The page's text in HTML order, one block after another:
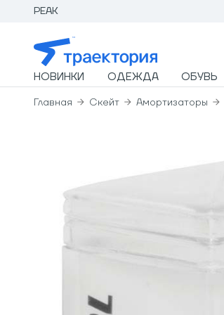
PEAK
НОВИНКИ ОДЕЖДА ОБУВЬ
Главная Скейт Амортизаторы